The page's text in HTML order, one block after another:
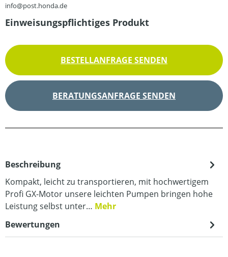
info@post.honda.de
Einweisungspflichtiges Produkt
BESTELLANFRAGE SENDEN
BERATUNGSANFRAGE SENDEN
Beschreibung
Kompakt, leicht zu transportieren, mit hochwertigem
Profi GX-Motor unsere leichten Pumpen bringen hohe
Leistung selbst unter… Mehr
Bewertungen